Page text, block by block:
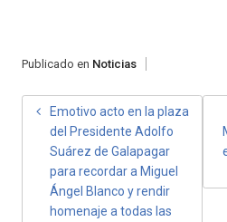
Publicado en Noticias
NAVEGACIÓN
ENTRADAS
Emotivo acto en la plaza
del Presidente Adolfo
Suárez de Galapagar
para recordar a Miguel
Ángel Blanco y rendir
homenaje a todas las